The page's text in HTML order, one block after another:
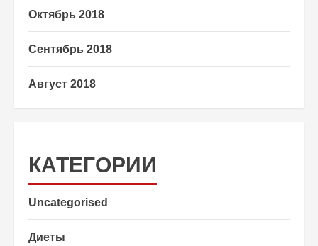
Октябрь 2018
Сентябрь 2018
Август 2018
КАТЕГОРИИ
Uncategorised
Диеты